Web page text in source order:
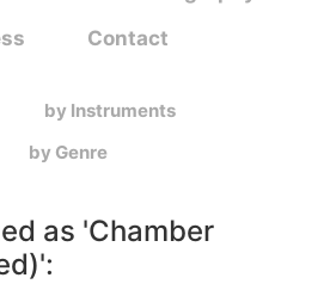
Contact
by Instruments
by Genre
as 'Chamber
':